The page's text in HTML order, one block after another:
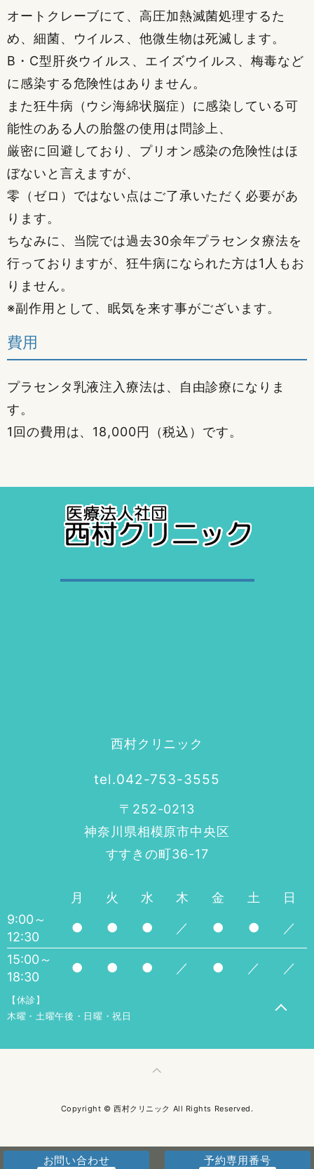
オートクレーブにて、高圧加熱滅菌処理するた
め、細菌、ウイルス、他微生物は死滅します。
B・C型肝炎ウイルス、エイズウイルス、梅毒など
に感染する危険性はありません。
また狂牛病（ウシ海綿状脳症）に感染している可
能性のある人の胎盤の使用は問診上、
厳密に回避しており、プリオン感染の危険性はほ
ぼないと言えますが、
零（ゼロ）ではない点はご了承いただく必要があ
ります。
ちなみに、当院では過去30余年プラセンタ療法を
行っておりますが、狂牛病になられた方は1人もお
りません。
※副作用として、眠気を来す事がございます。
費用
プラセンタ乳液注入療法は、自由診療になりま
す。
1回の費用は、18,000円（税込）です。
お問い合わせ 予約専用番号
西村クリニック
tel.042-753-3555
〒252-0213
神奈川県相模原市中央区
すすきの町36-17
月 火 水 木 金 土
日
9:00～
12:30
● ● ● ／ ● ● ／
15:00～
18:30
● ● ● ／ ● ／ ／
【休診】
木曜・土曜午後・日曜・祝日
Copyright © 西村クリニック All Rights Reserved.